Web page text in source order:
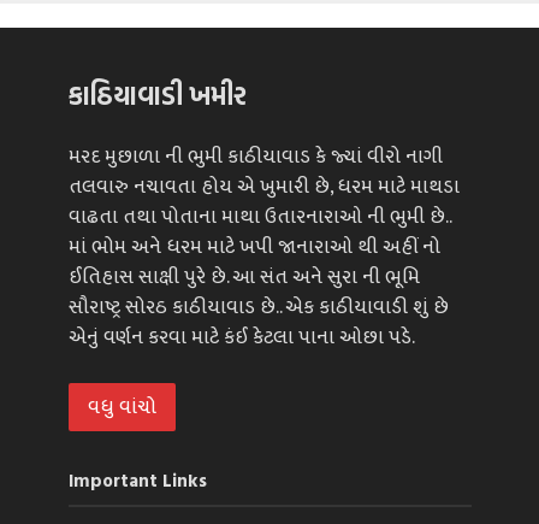
કાઠિયાવાડી ખમીર
મરદ મુછાળા ની ભુમી કાઠીયાવાડ કે જ્યાં વીરો નાગી
તલવારુ નચાવતા હોય એ ખુમારી છે, ધરમ માટે માથડા
વાઢતા તથા પોતાના માથા ઉતારનારાઓ ની ભુમી છે..
માં ભોમ અને ધરમ માટે ખપી જાનારાઓ થી અહીં નો
ઈતિહાસ સાક્ષી પુરે છે. આ સંત અને સુરા ની ભૂમિ
સૌરાષ્ટ્ર સોરઠ કાઠીયાવાડ છે.. એક કાઠીયાવાડી શું છે
એનું વર્ણન કરવા માટે કંઈ કેટલા પાના ઓછા પડે.
વધુ વાંચો
Important Links